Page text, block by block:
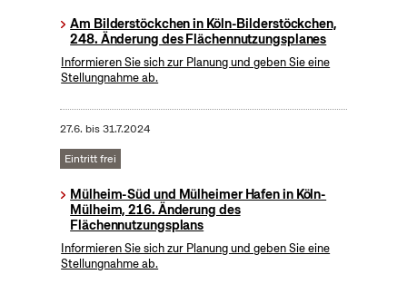
Am Bilderstöckchen in Köln-Bilderstöckchen,
248. Änderung des Flächennutzungsplanes
Informieren Sie sich zur Planung und geben Sie eine
Stellungnahme ab.
27.6. bis31.7.2024
Eintritt frei
Mülheim-Süd und Mülheimer Hafen in Köln-
Mülheim, 216. Änderung des
Flächennutzungsplans
Informieren Sie sich zur Planung und geben Sie eine
Stellungnahme ab.